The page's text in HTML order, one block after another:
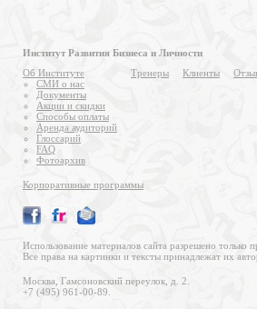
Институт Развития Бизнеса и Личности
Об Институте
СМИ о нас
Документы
Акции и скидки
Способы оплаты
Аренда аудиторий
Глоссарий
FAQ
Фотоархив
Тренеры Клиенты
Корпоративные программы
Использование материалов сайта разрешено только
Все права на картинки и тексты принадлежат их
Москва, Гамсоновский переулок, д. 2.
+7 (495) 961-00-89.